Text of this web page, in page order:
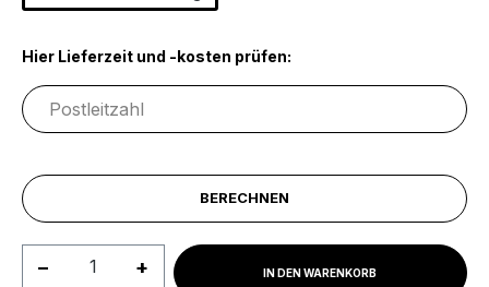
Hier Lieferzeit und -kosten prüfen:
BERECHNEN
Produkt Anzahl: Gib denIN DEN WARENKORB